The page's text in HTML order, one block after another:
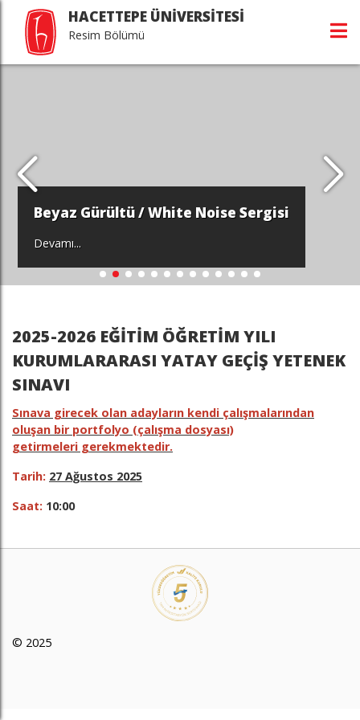
HACETTEPE ÜNİVERSİTESİ
Resim Bölümü
Beyaz Gürültü / White Noise Sergisi
Devamı...
2025-2026 EĞİTİM ÖĞRETİM YILI
KURUMLARARASI YATAY GEÇİŞ YETENEK
SINAVI
Sınava girecek olan adayların kendi çalışmalarından
oluşan bir portfolyo (çalışma dosyası)
getirmeleri gerekmektedir.
Tarih: 27 Ağustos 2025
Saat: 10:00
© 2025